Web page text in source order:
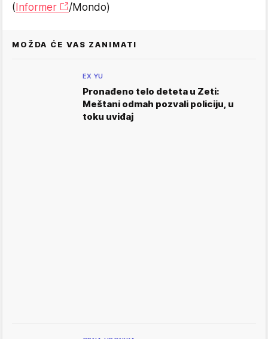
(Informer /Mondo)
MOŽDA ĆE VAS ZANIMATI
EX YU
Pronađeno telo deteta u Zeti:
Meštani odmah pozvali policiju, u
toku uviđaj